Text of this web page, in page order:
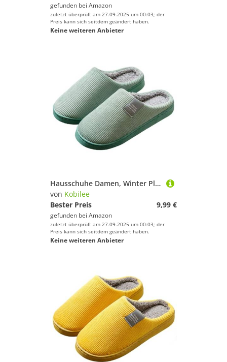
gefunden bei Amazon
zuletzt überprüft am 27.09.2025 um 00:03; der
Preis kann sich seitdem geändert haben.
Keine weiteren Anbieter
Hausschuhe Damen, Winter Plüsch Pantoffeln rutschfeste Unisex Warm Hausschlappen Filzpantoffeln Frauen Bequeme Slippers 02Green 40-41/EU
von Kobilee
Bester Preis
9,99 €
gefunden bei Amazon
zuletzt überprüft am 27.09.2025 um 00:03; der
Preis kann sich seitdem geändert haben.
Keine weiteren Anbieter